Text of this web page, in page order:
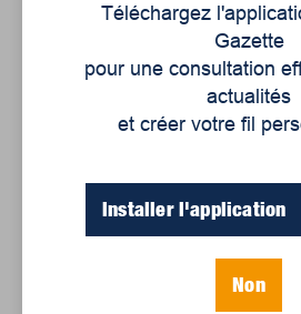
Les marchés publics
s’adaptent
Téléchargez
Gazette
pour une consultation
actualités
et créer votre fil
Installer l'application
Non